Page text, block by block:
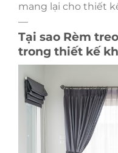
mang lại cho thiết
—
Tại sao Rèm
trong thiết kế